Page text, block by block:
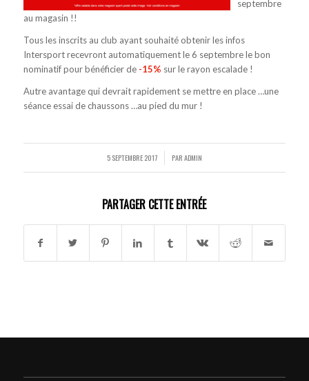
septembre
au magasin !!
Tous les inscrits au club ayant souhaité obtenir les infos
Intersport recevront automatiquement le 6 septembre le bon
nominatif pour bénéficier de -15% sur le rayon escalade !
Autre avantage qui devrait rapidement se mettre en place …une
séance essai de chaussons …au pied du mur !
5 SEPTEMBRE 2017
/ PARADMIN
PARTAGER CETTE ENTRÉE